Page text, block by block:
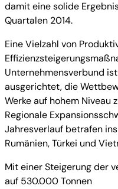
damit eine solide
Quartalen 2014.
Eine Vielzahl von
Unternehmensverbund
ausgerichtet, die
Werke auf hohem Niveau
Regionale
Jahresverlauf betrafen
Rumänien, Türkei und
Mit einer Steigerung der
auf 530.000 Tonnen